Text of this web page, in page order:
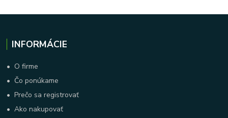
INFORMÁCIE
• O firme
• Čo ponúkame
•Prečo sa registrovať
•Ako nakupovať